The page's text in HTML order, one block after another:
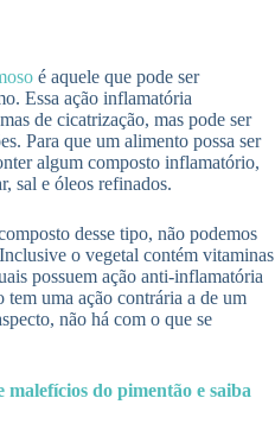
é aquele que pode ser
Essa ação inflamatória
de cicatrização, mas pode ser
Para que um alimento possa ser
algum composto inflamatório,
sal e óleos refinados.
desse tipo, não podemos
o vegetal contém vitaminas
possuem ação anti-inflamatória
uma ação contrária a de um
não há com o que se
malefícios do pimentão e saiba